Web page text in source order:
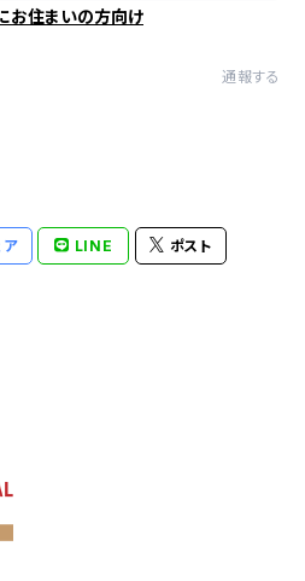
お住まいの方向け
通報する
ア LINE ポスト